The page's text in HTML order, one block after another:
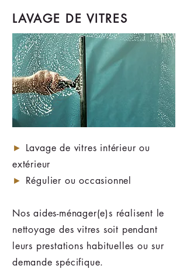
LAVAGE DE VITRES
► Lavage de vitres intérieur ou
extérieur
► Régulier ou occasionnel
Nos aides-ménager(e)s réalisent le
nettoyage des vitres soit pendant
leurs prestations habituelles ou sur
demande spécifique.